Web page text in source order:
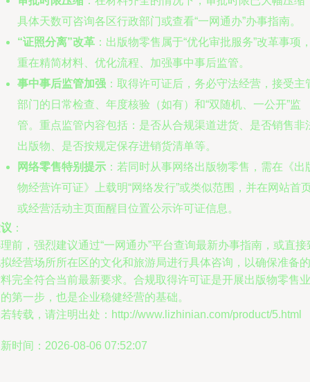
具体天数可咨询各区行政部门或查看“一网通办”办事指南。
“证照分离”改革 ：出版物零售属于“优化审批服务”改革事项
重在精简材料、优化流程、加强事中事后监管。
事中事后监管加强 ：取得许可证后，务必守法经营，接受主
部门的日常检查、年度核验（如有）和“双随机、一公开”监
管。重点监管内容包括：是否从合规渠道进货、是否销售非
出版物、是否按规定保存进销货清单等。
网络零售特别提示 ：若同时从事网络出版物零售，需在《出
物经营许可证》上载明“网络发行”或类似范围，并在网站首
或经营活动主页面醒目位置公示许可证信息。
：
前，强烈建议通过“一网通办”平台查询最新办事指南，或直接
经营场所所在区的文化和旅游局进行具体咨询，以确保准备的
完全符合当前最新要求。合规取得许可证是开展出版物零售业
第一步，也是企业稳健经营的基础。
转载，请注明出处：http://www.lizhinian.com/product/5.html
时间：2026-08-06 07:52:07